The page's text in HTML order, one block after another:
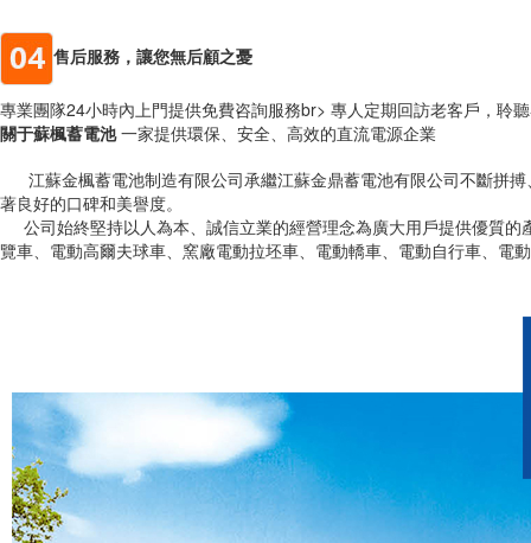
售后服務，讓您無后顧之憂
專業團隊24小時內上門提供免費咨詢服務br> 專人定期回訪老客戶，聆
關于蘇楓蓄電池 一家提供環保、安全、高效的直流電源企業
江蘇金楓蓄電池制造有限公司承繼江蘇金鼎蓄電池有限公司不斷拼搏
著良好的口碑和美譽度。
公司始終堅持以人為本、誠信立業的經營理念為廣大用戶提供優質的
覽車、電動高爾夫球車、窯廠電動拉坯車、電動轎車、電動自行車、電